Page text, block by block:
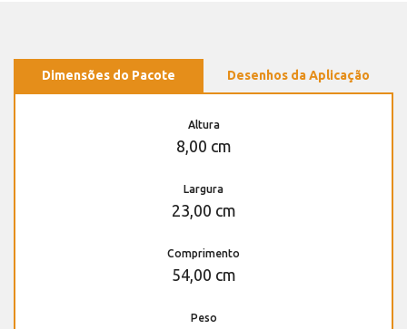
Dimensões do Pacote Desenhos da Aplicação
Altura
8,00 cm
Largura
23,00 cm
Comprimento
54,00 cm
Peso